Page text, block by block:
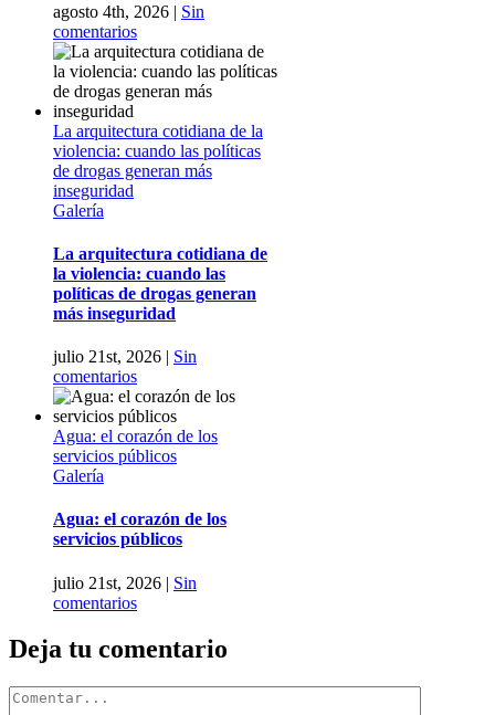
agosto 4th, 2026 | Sin
comentarios
La arquitectura cotidiana de la
violencia: cuando las políticas
de drogas generan más
inseguridad
Galería
La arquitectura cotidiana de
la violencia: cuando las
políticas de drogas generan
más inseguridad
julio 21st, 2026 | Sin
comentarios
Agua: el corazón de los
servicios públicos
Galería
Agua: el corazón de los
servicios públicos
julio 21st, 2026 | Sin
comentarios
Deja tu comentario